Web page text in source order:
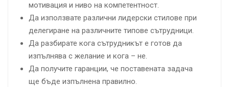
мотивация и ниво на компетентност.
Да използвате различни лидерски стилове при
делегиране на различните типове сътрудници.
Да разбирате кога сътрудникът е готов да
изпълнява с желание и кога – не.
Да получите гаранции, че поставената задача
ще бъде изпълнена правилно.